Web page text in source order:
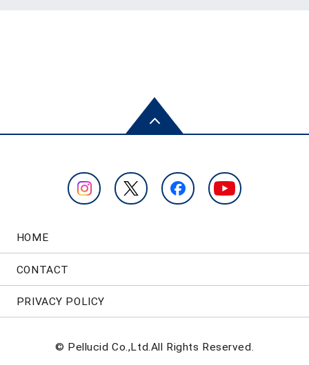
HOME
CONTACT
PRIVACY POLICY
© Pellucid Co.,Ltd.All Rights Reserved.